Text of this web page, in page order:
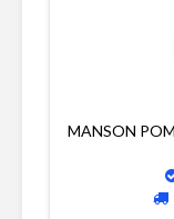
MANSON